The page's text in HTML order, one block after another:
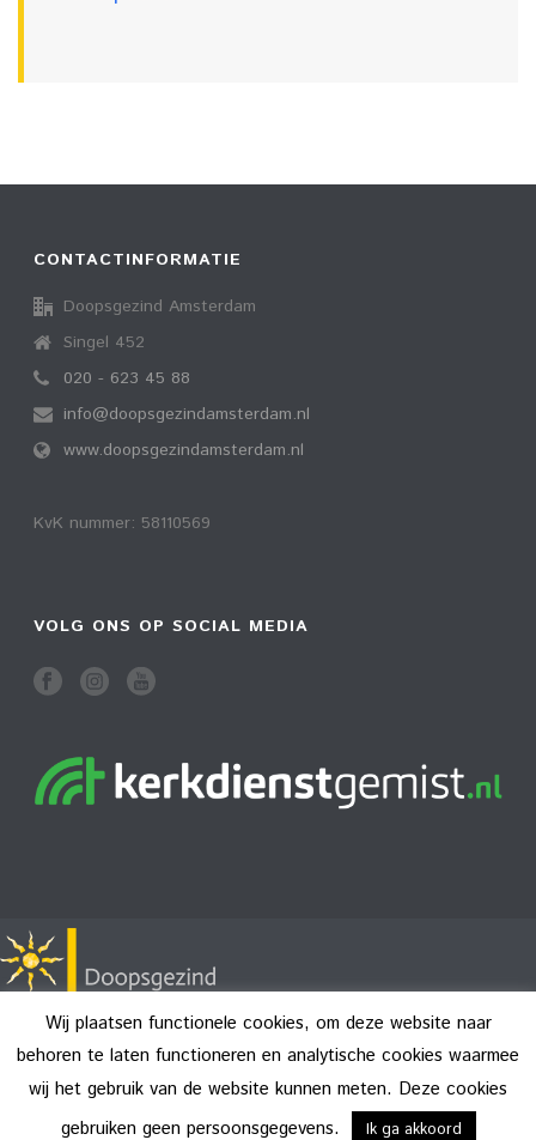
CONTACTINFORMATIE
Doopsgezind Amsterdam
Singel 452
020 - 623 45 88
info@doopsgezindamsterdam.nl
www.doopsgezindamsterdam.nl
KvK nummer: 58110569
VOLG ONS OP SOCIAL MEDIA
Copyright All Rights Reserved © 2026
Disclaimer
Wij plaatsen functionele cookies, om deze website naar
behoren te laten functioneren en analytische cookies waarmee
wij het gebruik van de website kunnen meten. Deze cookies
gebruiken geen persoonsgegevens.
Ik ga akkoord